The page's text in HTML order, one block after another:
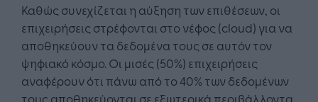
Καθώς συνεχίζεται η αύξηση των επιθέσεων, οι
επιχειρήσεις στρέφονται στο νέφος (cloud) για να
αποθηκεύουν τα δεδομένα τους σε αυτόν τον
ψηφιακό κόσμο. Οι μισές (50%) επιχειρήσεις
αναφέρουν ότι πάνω από το 40% των δεδομένων
τους αποθηκεύονται σε εξωτερικά περιβάλλοντα